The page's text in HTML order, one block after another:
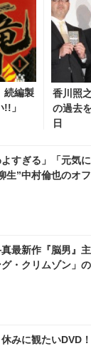
続編製
」
香川照
の過去
日
よすぎる」「元気
生”中村倫也のオ
最新作『脳男』
グ・クリムゾン」
休みに観たいDVD